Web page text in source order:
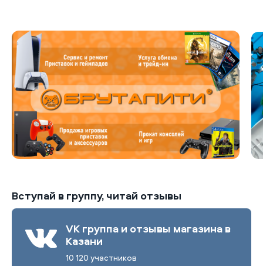
Вступай в группу, читай отзывы
VK группа и отзывы магазина в
Казани
10 120 участников